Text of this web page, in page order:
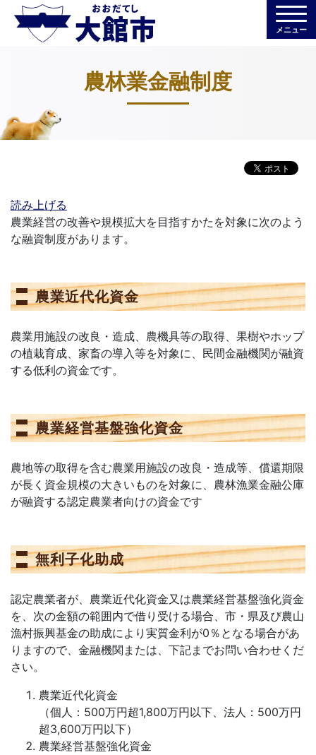
メニュー
農林業金融制度
読み上げる
農業経営の改善や規模拡大を目指すかたを対象に次のよう
な融資制度があります。
農業近代化資金
農業用施設の改良・造成、農機具等の取得、果樹やホップ
の植栽育成、家畜の導入等を対象に、民間金融機関が融資
する低利の資金です。
農業経営基盤強化資金
農地等の取得を含む農業用施設の改良・造成等、償還期限
が長く資金規模の大きいものを対象に、農林漁業金融公庫
が融資する認定農業者向けの資金です
無利子化助成
認定農業者が、農業近代化資金又は農業経営基盤強化資金
を、次の金額の範囲内で借り受ける場合、市・県及び農山
漁村振興基金の助成により実質金利が0％となる場合があ
りますので、金融機関または、下記までお問い合わせくだ
さい。
農業近代化資金
（個人：500万円超1,800万円以下、法人：500万円
超3,600万円以下）
農業経営基盤強化資金